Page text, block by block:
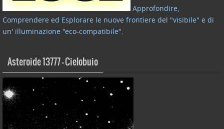
Approfondire,
Comprendere ed Esplorare le nuove frontiere del "visibile" e di
un' illuminazione "eco-compatibile"
Asteroide 13777 – Cielobuio